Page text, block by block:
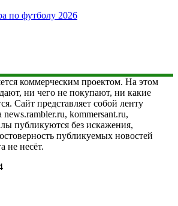
по футболу 2026
коммерческим проектом. На этом
ни чего не покупают, ни какие
Сайт представляет собой ленту
news.rambler.ru, kommersant.ru,
публикуются без искажения,
публикуемых новостей
не несёт.